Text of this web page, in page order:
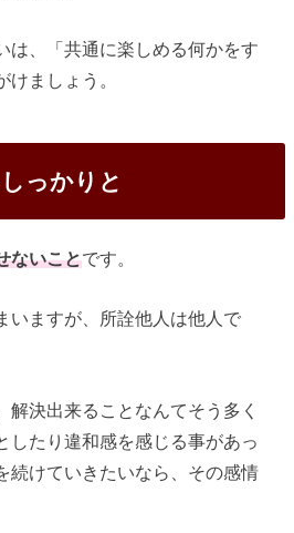
は、「共通に楽しめる何かをす
けましょう。
っかりと
ないことです。
いますが、所詮他人は他人で
解決出来ることなんてそう多く
したり違和感を感じる事があっ
続けていきたいなら、その感情